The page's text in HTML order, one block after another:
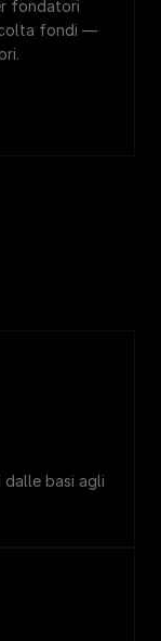
fondatori
fondi —
dalle basi agli